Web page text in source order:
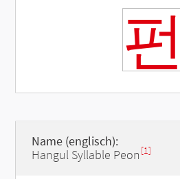
펀
Name (englisch):
Hangul Syllable Peon [1]